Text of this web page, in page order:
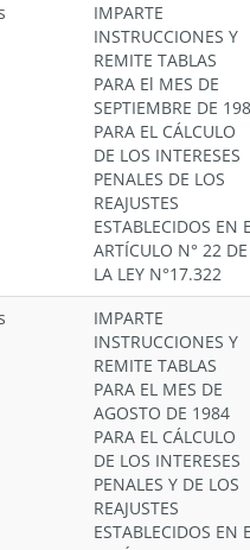
IMPARTE
INSTRUCCIONES Y
REMITE TABLAS
PARA El MES DE
SEPTIEMBRE DE
PARA EL CÁLCULO
DE LOS INTERESES
PENALES DE LOS
REAJUSTES
ESTABLECIDOS EN
ARTÍCULO N° 22 DE
LA LEY N°17.322
IMPARTE
INSTRUCCIONES Y
REMITE TABLAS
PARA EL MES DE
AGOSTO DE 1984
PARA EL CÁLCULO
DE LOS INTERESES
PENALES Y DE LOS
REAJUSTES
ESTABLECIDOS EN